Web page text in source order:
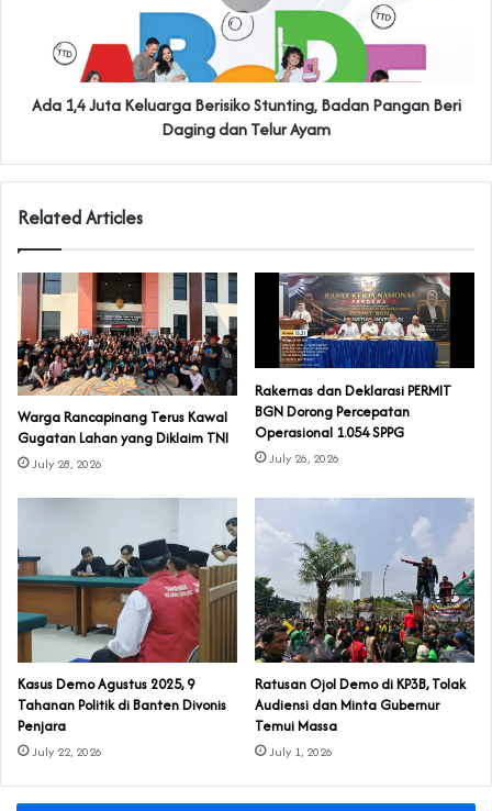
Ada 1,4 Juta Keluarga Berisiko Stunting, Badan Pangan Beri
Daging dan Telur Ayam
Related Articles
‎Warga Rancapinang Terus Kawal
Gugatan Lahan yang Diklaim TNI‎‎
July 28, 2026
Rakernas dan Deklarasi PERMIT
BGN Dorong Percepatan
Operasional 1.054 SPPG
July 26, 2026
‎Kasus Demo Agustus 2025, 9
Tahanan Politik di Banten Divonis
Penjara
July 22, 2026
‎Ratusan Ojol Demo di KP3B, Tolak
Audiensi dan Minta Gubernur
Temui Massa
July 1, 2026